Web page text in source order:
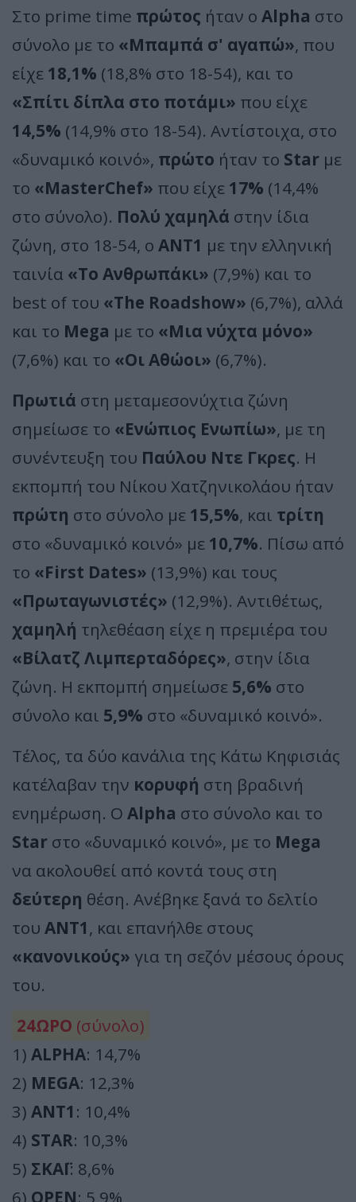
Στο prime time πρώτος ήταν ο Alpha στο
σύνολο με το «Μπαμπά σ' αγαπώ», που
είχε 18,1% (18,8% στο 18-54), και το
«Σπίτι δίπλα στο ποτάμι» που είχε
14,5% (14,9% στο 18-54). Αντίστοιχα, στο
«δυναμικό κοινό», πρώτο ήταν το Star με
το «MasterChef» που είχε 17% (14,4%
στο σύνολο). Πολύ χαμηλά στην ίδια
ζώνη, στο 18-54, ο ΑΝΤ1 με την ελληνική
ταινία «Το Ανθρωπάκι» (7,9%) και το
best of του «The Roadshow» (6,7%), αλλά
και το Mega με το «Μια νύχτα μόνο»
(7,6%) και το «Οι Αθώοι» (6,7%).
Πρωτιά στη μεταμεσονύχτια ζώνη
σημείωσε το «Ενώπιος Ενωπίω», με τη
συνέντευξη του Παύλου Ντε Γκρες. Η
εκπομπή του Νίκου Χατζηνικολάου ήταν
πρώτη στο σύνολο με 15,5%, και τρίτη
στο «δυναμικό κοινό» με 10,7%. Πίσω από
το «First Dates» (13,9%) και τους
«Πρωταγωνιστές» (12,9%). Αντιθέτως,
χαμηλή τηλεθέαση είχε η πρεμιέρα του
«Βίλατζ Λιμπερταδόρες», στην ίδια
ζώνη. Η εκπομπή σημείωσε 5,6% στο
σύνολο και 5,9% στο «δυναμικό κοινό».
Τέλος, τα δύο κανάλια της Κάτω Κηφισιάς
κατέλαβαν την κορυφή στη βραδινή
ενημέρωση. Ο Alpha στο σύνολο και το
Star στο «δυναμικό κοινό», με το Mega
να ακολουθεί από κοντά τους στη
δεύτερη θέση. Ανέβηκε ξανά το δελτίο
του ΑΝΤ1 , και επανήλθε στους
«κανονικούς» για τη σεζόν μέσους όρους
του.
24ΩΡΟ (σύνολο)
1) ALPHA: 14,7%
2) MEGA: 12,3%
3) ΑΝΤ1 : 10,4%
4) STAR: 10,3%
5) ΣΚΑΪ: 8,6%
6) OPEN: 5,9%